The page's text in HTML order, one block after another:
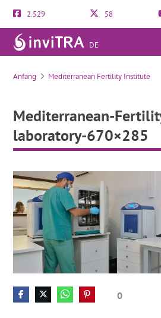
2.529 58
DE
Anfang Mediterranean Fertility Institute
Mediterranean-
laboratory-670×285
0